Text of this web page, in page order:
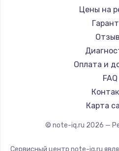
Ремонт
Ремонт
Ремонт
Ремонт
Ремонт
Ремонт
LG
Цены на
Оплата и
FAQ
Карта
© note-iq.ru 2026 —
Сервисный центр note-iq.ru